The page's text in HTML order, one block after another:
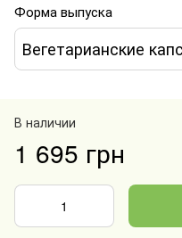
Форма выпуска
Вегетарианские
В наличии
1 695 грн